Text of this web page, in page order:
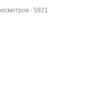
- 5921